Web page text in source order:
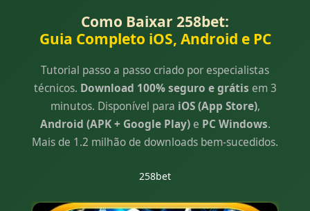
Como Baixar 258bet:
Guia Completo iOS, Android e PC
Tutorial passo a passo criado por especialistas
técnicos. Download 100% seguro e grátis em 3
minutos. Disponível para iOS (App Store),
Android (APK + Google Play)e PC Windows.
Mais de 1.2 milhão de downloads bem-sucedidos.
258bet